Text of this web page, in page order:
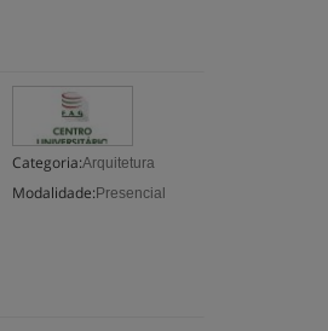
Categoria:Arquitetura
Modalidade: Presencial